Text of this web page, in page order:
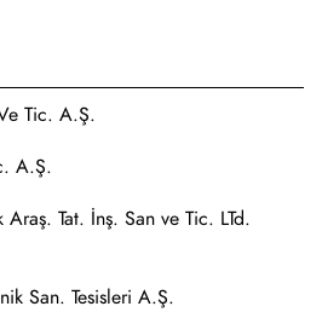
Tic. A.Ş.
A.Ş.
Tat. İnş. San ve Tic. LTd.
San. Tesisleri A.Ş.